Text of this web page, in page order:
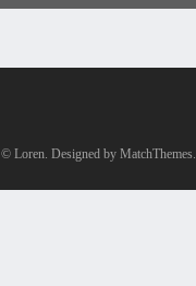
© Loren. Designed by MatchThemes.